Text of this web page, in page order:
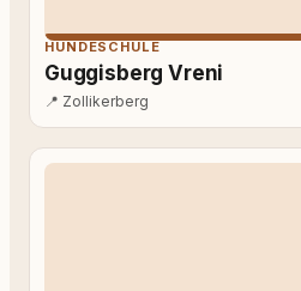
HUNDESCHULE
Guggisberg Vreni
📍 Zollikerberg